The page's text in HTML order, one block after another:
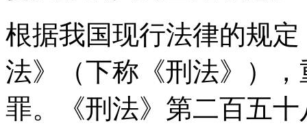
根据我国现行法律的规
法》（下称《刑法》）
罪。《刑法》第二百五